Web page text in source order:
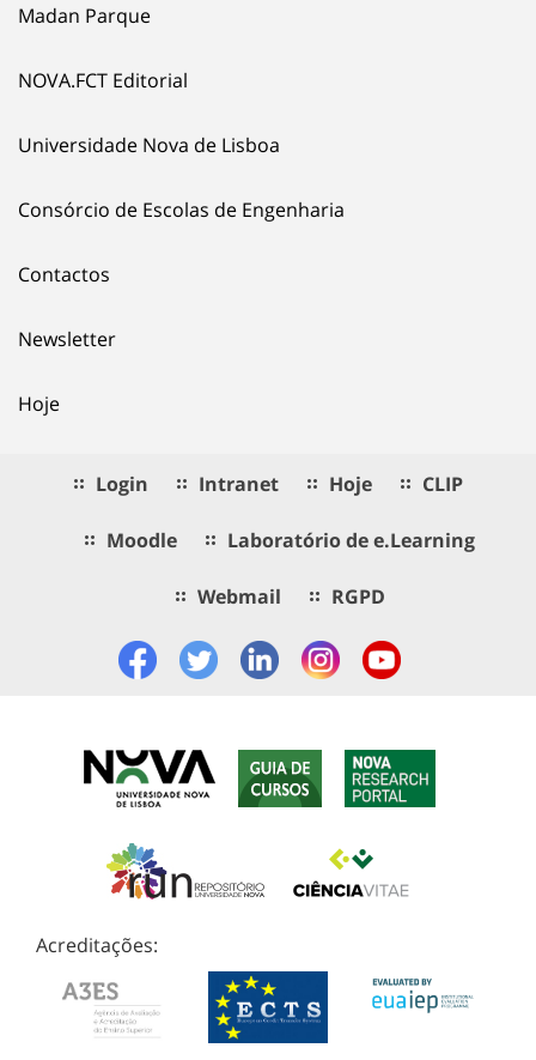
Madan Parque
NOVA.FCT Editorial
Universidade Nova de Lisboa
Consórcio de Escolas de Engenharia
Contactos
Newsletter
Hoje
Login Intranet Hoje CLIP
Moodle Laboratório de e.Learning
Webmail RGPD
Acreditações: